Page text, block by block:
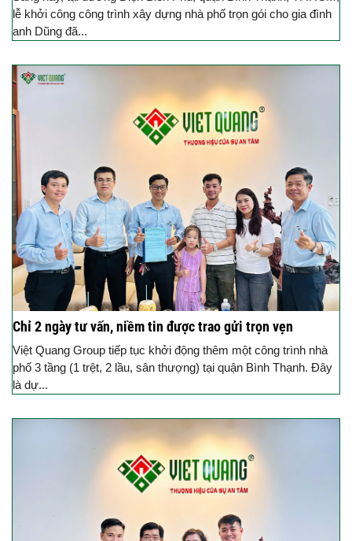
lễ khởi công công trình xây dựng nhà phố trọn gói cho gia đình
anh Dũng đã...
Chỉ 2 ngày tư vấn, niềm tin được trao gửi trọn vẹn
Việt Quang Group tiếp tục khởi động thêm một công trình nhà
phố 3 tầng (1 trệt, 2 lầu, sân thượng) tại quận Bình Thạnh. Đây
là dự...